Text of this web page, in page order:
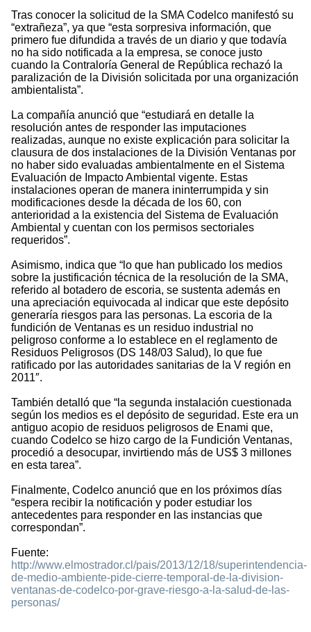
Tras conocer la solicitud de la SMA Codelco manifestó su
“extrañeza”, ya que “esta sorpresiva información, que
primero fue difundida a través de un diario y que todavía
no ha sido notificada a la empresa, se conoce justo
cuando la Contraloría General de República rechazó la
paralización de la División solicitada por una organización
ambientalista”.
La compañía anunció que “estudiará en detalle la
resolución antes de responder las imputaciones
realizadas, aunque no existe explicación para solicitar la
clausura de dos instalaciones de la División Ventanas por
no haber sido evaluadas ambientalmente en el Sistema
Evaluación de Impacto Ambiental vigente. Estas
instalaciones operan de manera ininterrumpida y sin
modificaciones desde la década de los 60, con
anterioridad a la existencia del Sistema de Evaluación
Ambiental y cuentan con los permisos sectoriales
requeridos”.
Asimismo, indica que “lo que han publicado los medios
sobre la justificación técnica de la resolución de la SMA,
referido al botadero de escoria, se sustenta además en
una apreciación equivocada al indicar que este depósito
generaría riesgos para las personas. La escoria de la
fundición de Ventanas es un residuo industrial no
peligroso conforme a lo establece en el reglamento de
Residuos Peligrosos (DS 148/03 Salud), lo que fue
ratificado por las autoridades sanitarias de la V región en
2011″.
También detalló que “la segunda instalación cuestionada
según los medios es el depósito de seguridad. Este era un
antiguo acopio de residuos peligrosos de Enami que,
cuando Codelco se hizo cargo de la Fundición Ventanas,
procedió a desocupar, invirtiendo más de US$ 3 millones
en esta tarea”.
Finalmente, Codelco anunció que en los próximos días
“espera recibir la notificación y poder estudiar los
antecedentes para responder en las instancias que
correspondan”.
Fuente:
http://www.elmostrador.cl/pais/2013/12/18/superintendencia-
de-medio-ambiente-pide-cierre-temporal-de-la-division-
ventanas-de-codelco-por-grave-riesgo-a-la-salud-de-las-
personas/